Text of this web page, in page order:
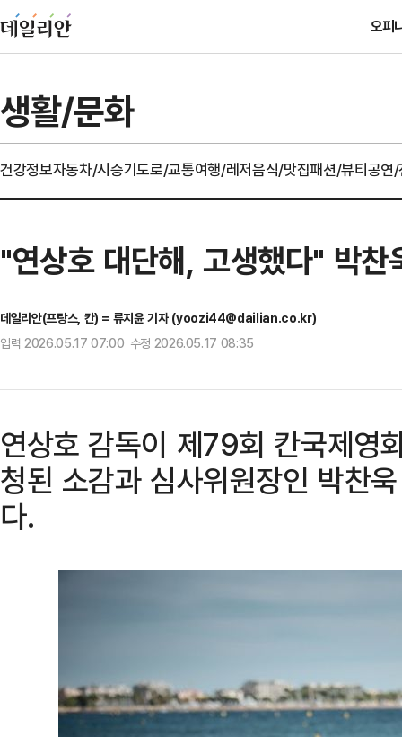
오피
생활/문화
건강정보자동차/시승기도로/교통여행/레저음식/맛집패션/뷰티공연
"연상호 대단해, 고생했다" 박
데일리안(프랑스, 칸) = 류지윤 기자 (yoozi44@dailian.co.kr)
입력 2026.05.17 07:00 수정 2026.05.17 08:35
연상호 감독이 제79회 칸국제영
청된 소감과 심사위원장인 박찬
다.